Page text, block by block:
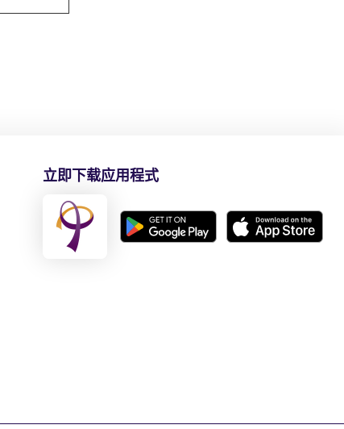
立即下载应用程式